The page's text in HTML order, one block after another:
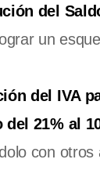
del
un
del IVA
del 21% al
con otros